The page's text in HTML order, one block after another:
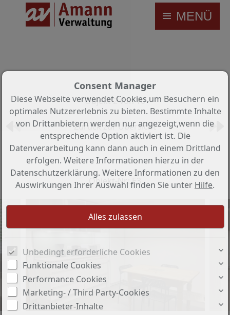
MENÜ
Objekt 2 von 10
Zurück zur Übersicht
Zweibettzimmer Nähe Uni u.
Altstadt
Objekt-Nr.: E3
Consent Manager
Diese Webseite verwendet Cookies,um Besuchern ein
optimales Nutzererlebnis zu bieten. Bestimmte Inhalte
von Drittanbietern werden nur angezeigt,wenn die
entsprechende Option aktiviert ist. Die
Datenverarbeitung kann dann auch in einem Drittland
erfolgen. Weitere Informationen hierzu in der
Datenschutzerklärung. Weitere Informationen zu den
Auswirkungen Ihrer Auswahl finden Sie unter Hilfe.
Unbedingt erforderliche Cookies
Funktionale Cookies
Performance Cookies
Marketing- / Third Party-Cookies
Drittanbieter-Inhalte